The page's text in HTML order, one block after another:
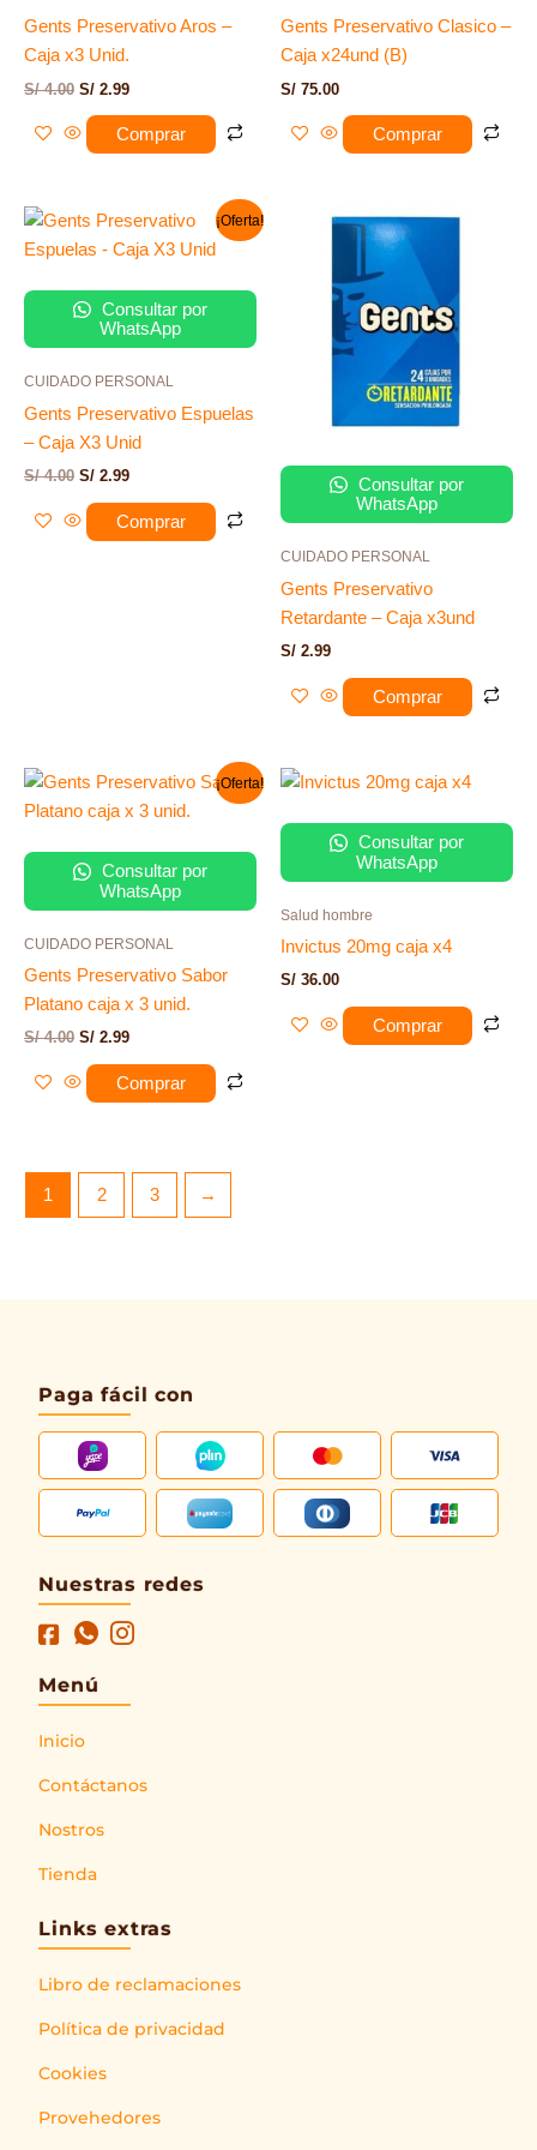
Gents Preservativo Aros –
Caja x3 Unid.
S/4.00 S/ 2.99
Comprar
Gents Preservativo Clasico –
Caja x24und (B)
S/ 75.00
Comprar
¡Oferta!
Consultar por
WhatsApp
CUIDADO PERSONAL
Gents Preservativo Espuelas
– Caja X3 Unid
S/4.00
El
original
S/ 4.00.
S/ 2.99
El
actual
Comprar
Consultar por
WhatsApp
CUIDADO PERSONAL
Gents Preservativo
Retardante – Caja x3und
S/ 2.99
Comprar
¡Oferta!
Consultar por
WhatsApp
CUIDADO PERSONAL
Gents Preservativo Sabor
Platano caja x 3 unid.
S/4.00
El
original
S/ 4.00.
S/ 2.99
El
actual
Comprar
Consultar por
WhatsApp
Salud hombre
Invictus 20mg caja x4
S/ 36.00
Comprar
1 2 3 →
Paga fácil con
Nuestras redes
Menú
Inicio
Contáctanos
Nostros
Tienda
Links extras
Libro de reclamaciones
Política de privacidad
Cookies
Provehedores